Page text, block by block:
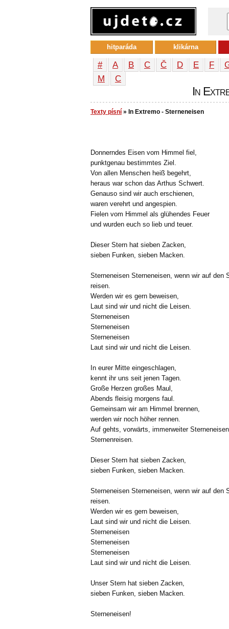
# A B C Č D E F
М
С
In
Texty písní » In Extremo - Sterneneisen
Donnerndes Eisen vom Himmel fiel,
punktgenau bestimmtes Ziel.
Von allen Menschen heiß begehrt,
heraus war schon das Arthus Schwert.
Genauso sind wir auch erschienen,
waren verehrt und angespien.
Fielen vom Himmel als glühendes Feuer
und wurden euch so lieb und teuer.
Dieser Stern hat sieben Zacken,
sieben Funken, sieben Macken.
Sterneneisen Sterneneisen, wenn wir auf den
reisen.
Werden wir es gern beweisen,
Laut sind wir und nicht die Leisen.
Sterneneisen
Sterneneisen
Sterneneisen
Laut sind wir und nicht die Leisen.
In eurer Mitte eingeschlagen,
kennt ihr uns seit jenen Tagen.
Große Herzen großes Maul,
Abends fleisig morgens faul.
Gemeinsam wir am Himmel brennen,
werden wir noch höher rennen.
Auf gehts, vorwärts, immerweiter
Sternenreisen.
Dieser Stern hat sieben Zacken,
sieben Funken, sieben Macken.
Sterneneisen Sterneneisen, wenn wir auf den
reisen.
Werden wir es gern beweisen,
Laut sind wir und nicht die Leisen.
Sterneneisen
Sterneneisen
Sterneneisen
Laut sind wir und nicht die Leisen.
Unser Stern hat sieben Zacken,
sieben Funken, sieben Macken.
Sterneneisen!
hitparáda klikárna